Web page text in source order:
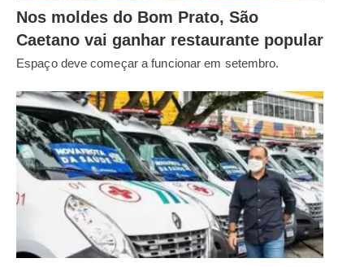
Nos moldes do Bom Prato, São
Caetano vai ganhar restaurante popular
Espaço deve começar a funcionar em setembro.